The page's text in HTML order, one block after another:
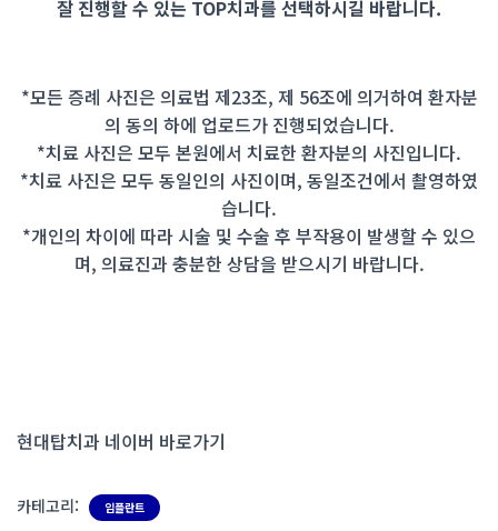
잘 진행할 수 있는 TOP치과를 선택하시길 바랍니다.
*모든 증례 사진은 의료법 제23조, 제 56조에 의거하여 환자분
의 동의 하에 업로드가 진행되었습니다.
*치료 사진은 모두 본원에서 치료한 환자분의 사진입니다.
*치료 사진은 모두 동일인의 사진이며, 동일조건에서 촬영하였
습니다.
*개인의 차이에 따라 시술 및 수술 후 부작용이 발생할 수 있으
며, 의료진과 충분한 상담을 받으시기 바랍니다.
현대탑치과 네이버 바로가기
카테고리: 임플란트